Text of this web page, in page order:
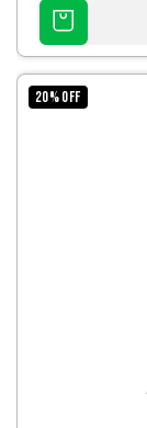
AGREGAR
CARRITO
20%OFF